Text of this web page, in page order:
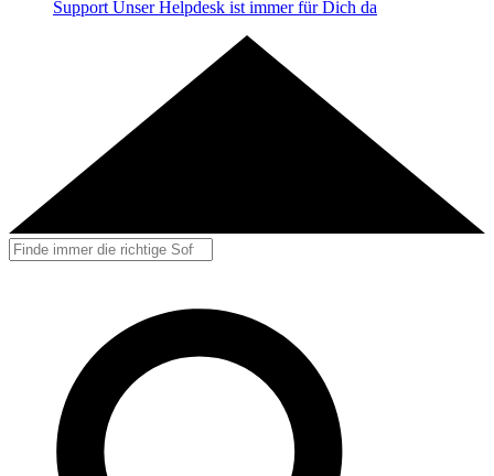
Support Unser Helpdesk ist immer für Dich da